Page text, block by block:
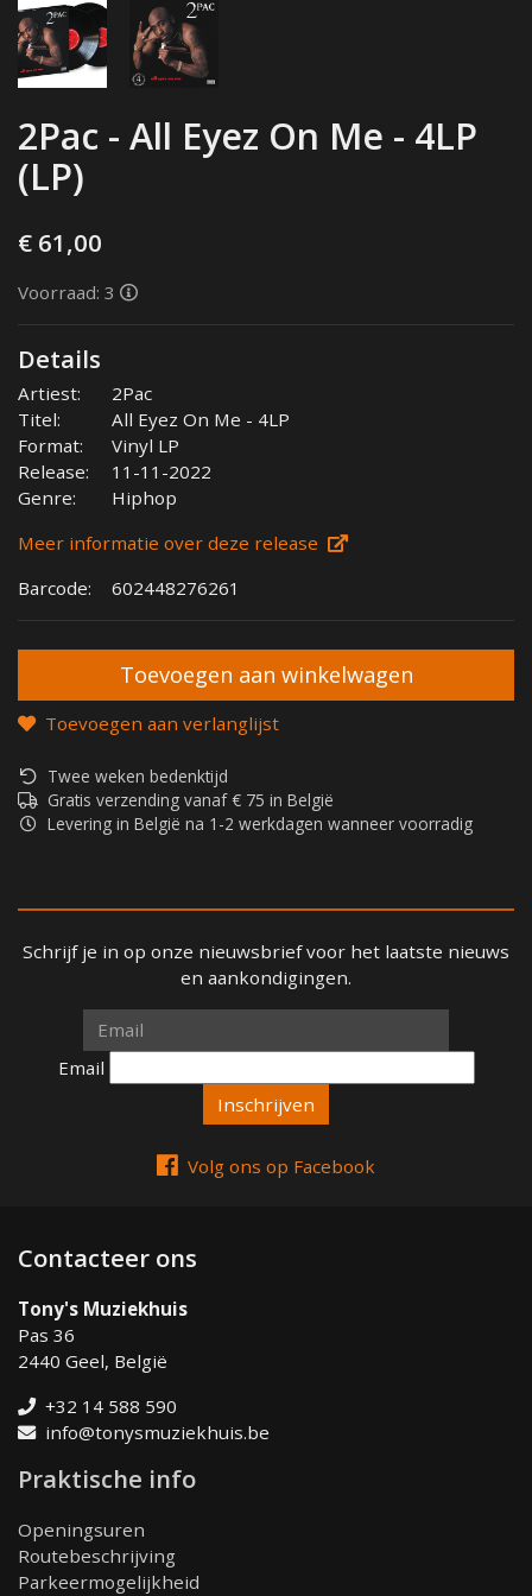
2Pac - All Eyez On Me - 4LP
(LP)
€ 61,00
Voorraad: 3
Details
Artiest:
2Pac
Titel:
All Eyez On Me - 4LP
Format:
Vinyl LP
Release:
11-11-2022
Genre:
Hiphop
Meer informatie over deze release
Barcode:
602448276261
Toevoegen aan verlanglijst
Twee weken bedenktijd
Gratis verzending vanaf € 75 in België
Levering in België na 1-2 werkdagen wanneer voorradig
Schrijf je in op onze nieuwsbrief voor het laatste nieuws
en aankondigingen.
Email
Email
Volg ons op Facebook
Contacteer ons
Tony's Muziekhuis
Pas 36
2440 Geel, België
+32 14 588 590
info@tonysmuziekhuis.be
Praktische info
Openingsuren
Routebeschrijving
Parkeermogelijkheid